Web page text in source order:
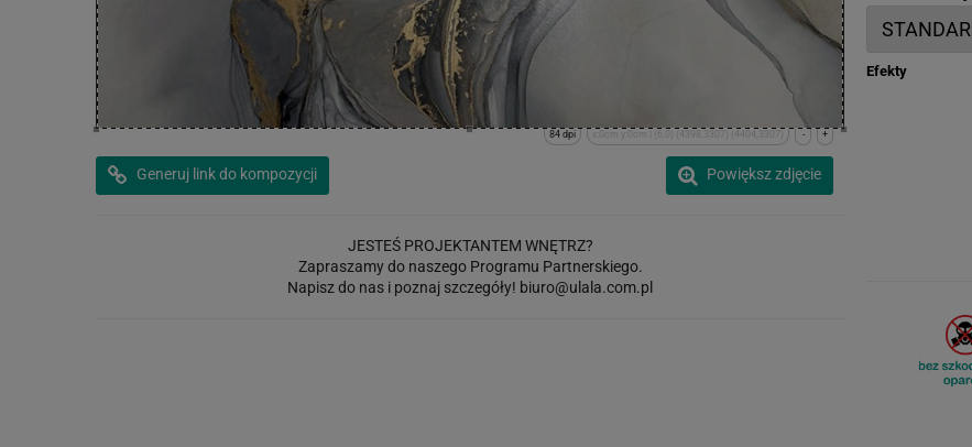
+
-
x:0cm y:0cm | (6,0) (4398,3307) (4404,3307)
84 dpi
Powiększ zdjęcie
Generuj link do kompozycji
JESTEŚ PROJEKTANTEM WNĘTRZ?
Zapraszamy do naszego Programu Partnerskiego.
Napisz do nas i poznaj szczegóły! biuro@ulala.com.pl
Efekty